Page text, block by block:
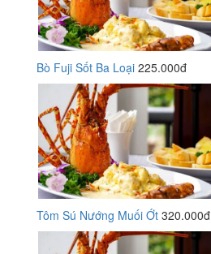
Bò Fuji Sốt Ba Loại 225.000đ
Tôm Sú Nướng Muối Ớt 320.000đ